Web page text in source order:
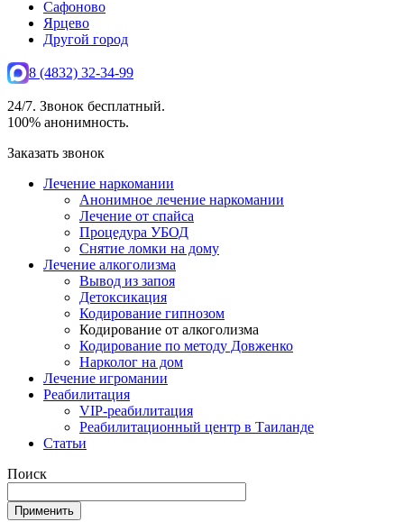
Сафоново
Ярцево
Другой город
8 (4832) 32-34-99
24/7. Звонок бесплатный.
100% анонимность.
Заказать звонок
Лечение наркомании
Анонимное лечение наркомании
Лечение от спайса
Процедура УБОД
Снятие ломки на дому
Лечение алкоголизма
Вывод из запоя
Детоксикация
Кодирование гипнозом
Кодирование от алкоголизма
Кодирование по методу Довженко
Нарколог на дом
Лечение игромании
Реабилитация
VIP-реабилитация
Реабилитационный центр в Таиланде
Статьи
Поиск